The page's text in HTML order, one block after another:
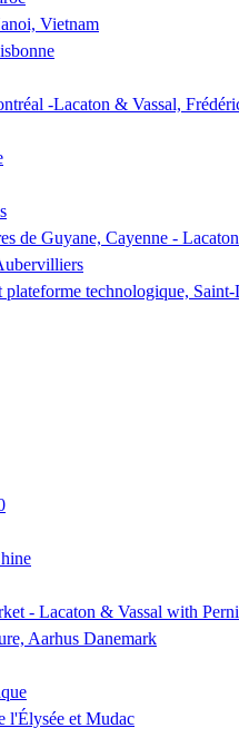
Vietnam
-Lacaton & Vassal,
de Guyane, Cayenne -
plateforme technologique,
- Lacaton & Vassal with
Aarhus Danemark
l'Élysée et Mudac